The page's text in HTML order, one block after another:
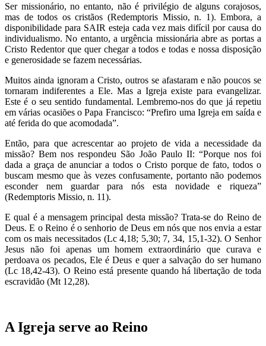
Ser missionário, no entanto, não é privilégio de alguns corajosos,
mas de todos os cristãos (Redemptoris Missio, n. 1). Embora, a
disponibilidade para SAIR esteja cada vez mais difícil por causa do
individualismo. No entanto, a urgência missionária abre as portas a
Cristo Redentor que quer chegar a todos e todas e nossa disposição
e generosidade se fazem necessárias.
Muitos ainda ignoram a Cristo, outros se afastaram e não poucos se
tornaram indiferentes a Ele. Mas a Igreja existe para evangelizar.
Este é o seu sentido fundamental. Lembremo-nos do que já repetiu
em várias ocasiões o Papa Francisco: “Prefiro uma Igreja em saída e
até ferida do que acomodada”.
Então, para que acrescentar ao projeto de vida a necessidade da
missão? Bem nos respondeu São João Paulo II: “Porque nos foi
dada a graça de anunciar a todos o Cristo porque de fato, todos o
buscam mesmo que às vezes confusamente, portanto não podemos
esconder nem guardar para nós esta novidade e riqueza”
(Redemptoris Missio, n. 11).
E qual é a mensagem principal desta missão? Trata-se do Reino de
Deus. E o Reino é o senhorio de Deus em nós que nos envia a estar
com os mais necessitados (Lc 4,18; 5,30; 7, 34, 15,1-32). O Senhor
Jesus não foi apenas um homem extraordinário que curava e
perdoava os pecados, Ele é Deus e quer a salvação do ser humano
(Lc 18,42-43). O Reino está presente quando há libertação de toda
escravidão (Mt 12,28).
A Igreja serve ao Reino